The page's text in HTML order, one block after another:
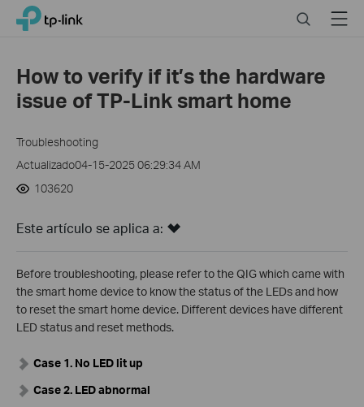
Click
navigation
TP-Link, Reliably Smart SearchMenu
How to verify if it’s the hardware
issue of TP-Link smart home
Troubleshooting
Actualizado04-15-2025 06:29:34 AM
103620
Este artículo se aplica a:
Before troubleshooting, please refer to the QIG which came with
the smart home device to know the status of the LEDs and how
to reset the smart home device. Different devices have different
LED status and reset methods.
Case 1. No LED lit up
Case 2. LED abnormal